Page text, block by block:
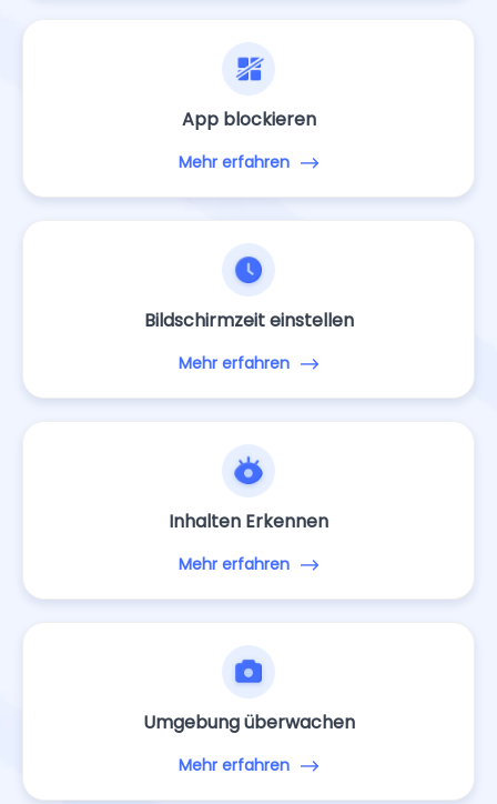
App blockieren
Mehr erfahren
Bildschirmzeit einstellen
Mehr erfahren
Inhalten Erkennen
Mehr erfahren
Umgebung überwachen
Mehr erfahren